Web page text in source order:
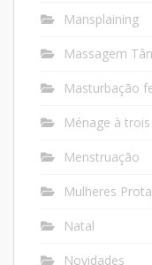
Mansplaining
Massagem
Masturbação
Ménage à trois
Menstruação
Mulheres
Natal
Novidades